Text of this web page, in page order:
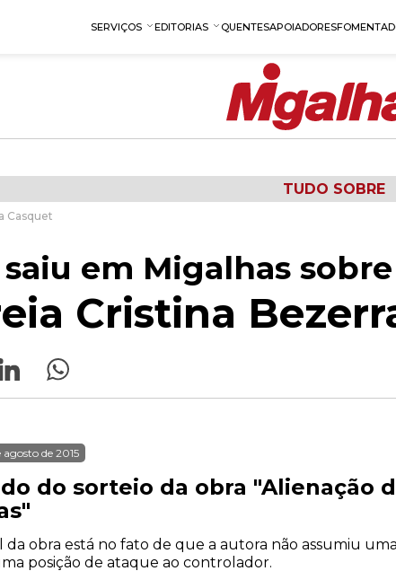
SERVIÇOS EDITORIAS QUENTESAPOIADORES
TUDO SOBRE
Casquet
em Migalhas sobre
Cristina
agosto de 2015
do sorteio da obra "Alienação
da obra está no fato de que a autora não assumiu
posição de ataque ao controlador.